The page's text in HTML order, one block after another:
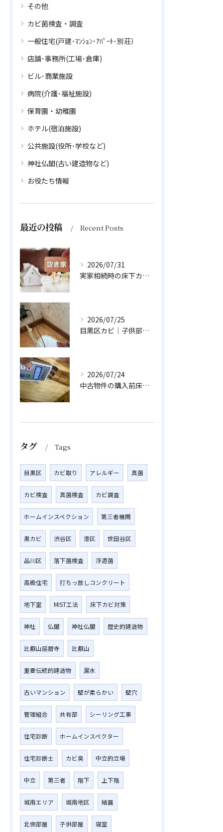
その他
カビ菌検査・調査
一般住宅(戸建･ﾏﾝｼｮﾝ･ｱﾊﾟｰﾄ･別荘）
店舗･事務所(工場･倉庫)
ビル･商業施設
病院(介護･福祉施設)
保育園・幼稚園
ホテル(宿泊施設)
公共施設(役所･学校など)
神社仏閣(古い建造物など)
お役たち情報
最近の投稿 Recent Posts
2026/07/31
実家相続時の床下カビ対策｜空き家の資産価値を落とさない除カビ
2026/07/25
目黒区カビ｜子供部屋の冬型結露と壁床のカビ除去
2026/07/24
中古物件の購入前床下カビ対策｜壊さず根本除カビするMIST工法®
タグ Tags
目黒区 カビ取り アレルギー 真菌
カビ検査 真菌検査 カビ調査
ホームインスペクション 第三者機関
黒カビ 渋谷区 港区 世田谷区
品川区 落下菌検査 浮遊菌
高級住宅 打ちっ放しコンクリート
地下室 MIST工法 床下カビ対策
神社 仏閣 神社仏閣 歴史的建造物
比叡山延暦寺 比叡山
重要伝統的建造物 漏水
古いマンション 壁が柔らかい 壁穴
管理組合 共有部 シーリング工事
住宅診断 ホームインスペクター
住宅診断士 カビ臭 中立的立場
中立 第三者 階下 上下階
城南エリア 城南地区 結露
北側部屋 子供部屋 寝室